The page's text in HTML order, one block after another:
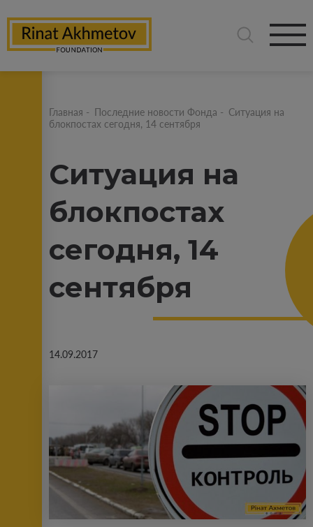
Главная - Последние новости Фонда - Ситуация на
блокпостах сегодня, 14 сентября
Ситуация на
блокпостах
сегодня, 14
сентября
14.09.2017